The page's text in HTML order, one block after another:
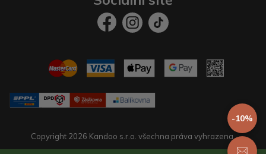
-10%
Copyright 2026 Kandoo s.r.o. všechna práva vyhrazena.